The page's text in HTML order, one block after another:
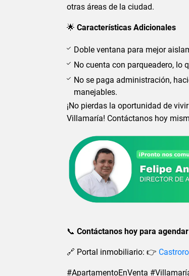
otras áreas de la ciudad.
🌟Características Adicionales
Doble ventana para mejor
No cuenta con parqueadero, lo
No se paga administración,
manejables.
¡No pierdas la oportunidad de
Villamaría! Contáctanos hoy
📞Contáctanos hoy para
🔗 Portal inmobiliario: 👉
#ApartamentoEnVenta